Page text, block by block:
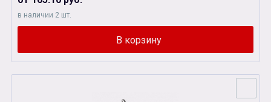
в наличии 2 шт.